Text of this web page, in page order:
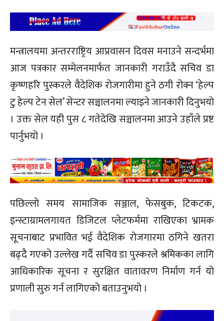
मन्त्रालयमा अन्तरराष्ट्रिय आप्रवासन दिवस मनाउने सन्दर्भमा
आज पत्रकार सम्मेलनमार्फत जानकारी गराउँदै सचिव डा
कृष्णहरि पुस्करले वैदेशिक रोजगारीमा हुने ठगी रोक्न ‘हेल्प
टु हेल्प टेन सेल’ सेन्टर सञ्चालनमा ल्याइने जानकारी दिनुभयो
। उक्त सेल यही पुस ८ गतेदेखि सञ्चालनमा आउने उहाँले प्रष्ट
पार्नुभयो ।
पछिल्लो समय सामाजिक सञ्जाल, फेसबुक, टिकटक,
इन्स्टाग्रामलगायत डिजिटल प्लेटफर्ममा राखिएका भ्रामक
सूचनाबाट प्रभावित भई वैदेशिक रोजगारमा ठगिने खतरा
बढ्दै गएको उल्लेख गर्दै सचिव डा पुस्करले श्रमिकका लागि
आधिकारिक सूचना र सुरक्षित वातावरण निर्माण गर्न यो
प्रणाली सुरु गर्न लागिएको बताउनुभयो ।